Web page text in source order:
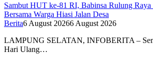
Sambut HUT ke-81 RI, Babinsa Rulung Raya
Bersama Warga Hiasi Jalan Desa
Berita6 August 20266 August 2026
LAMPUNG SELATAN, INFOBERITA –
Hari Ulang…